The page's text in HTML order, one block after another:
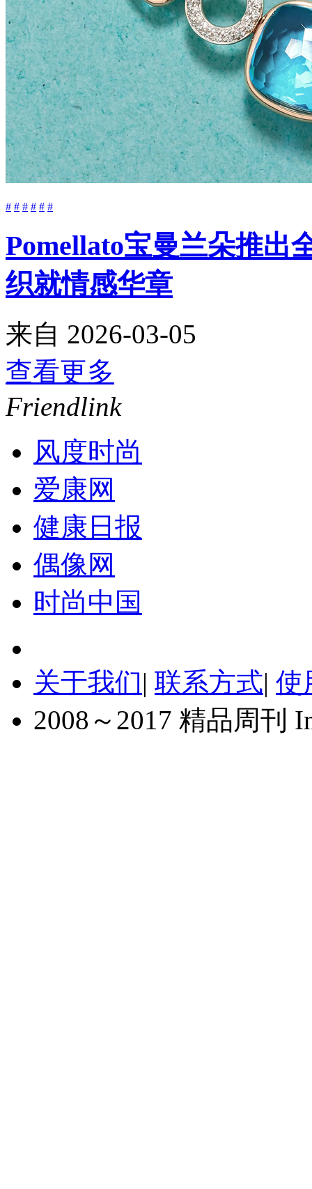
# # # # # #
Pomellato宝曼兰朵推出
织就情感华章
来自 2026-03-05
查看更多
Friendlink
风度时尚
爱康网
健康日报
偶像网
时尚中国
关于我们| 联系方式| 使
2008～2017 精品周刊